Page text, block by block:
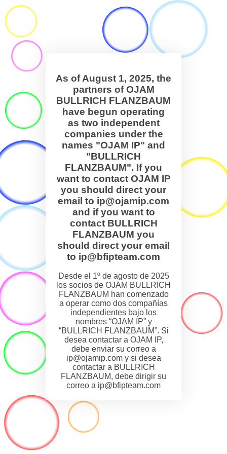
As of August 1, 2025, the
partners of OJAM
BULLRICH FLANZBAUM
have begun operating
as two independent
companies under the
names "OJAM IP" and
"BULLRICH
FLANZBAUM". If you
want to contact OJAM IP
you should direct your
email to ip@ojamip.com
and if you want to
contact BULLRICH
FLANZBAUM you
should direct your email
to ip@bfipteam.com
Desde el 1º de agosto de 2025
los socios de OJAM BULLRICH
FLANZBAUM han comenzado
a operar como dos compañías
independientes bajo los
nombres “OJAM IP” y
“BULLRICH FLANZBAUM”. Si
desea contactar a OJAM IP,
debe enviar su correo a
ip@ojamip.com y si desea
contactar a BULLRICH
FLANZBAUM, debe dirigir su
correo a ip@bfipteam.com